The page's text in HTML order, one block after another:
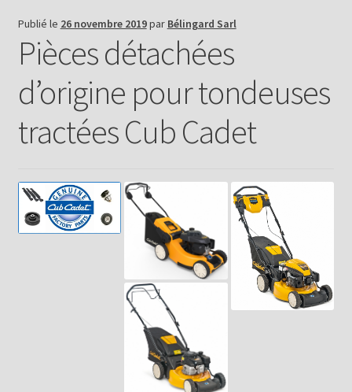
Location
Pièces détachées/SAV
menu
Occasions
Blog
Publié le 26 novembre 2019par Bélingard Sarl
Pièces détachées
d’origine pour tondeuses
tractées Cub Cadet